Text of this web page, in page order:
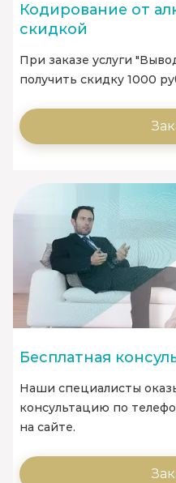
Кодирование от
скидкой
При заказе услуги
получить скидку 1000
Бесплатная
Наши специалисты
консультацию по
на сайте.